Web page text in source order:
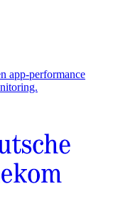
app-performance